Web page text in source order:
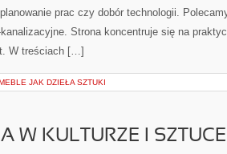
prac czy dobór technologii.
kanalizacyjne. Strona koncentruje się na
W treściach […]
JAK DZIEŁA SZTUKI
W KULTURZE I SZTUCE